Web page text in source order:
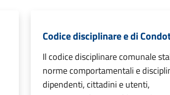
Codice disciplinare e di
Il codice disciplinare comunale
norme comportamentali e
dipendenti, cittadini e utenti,